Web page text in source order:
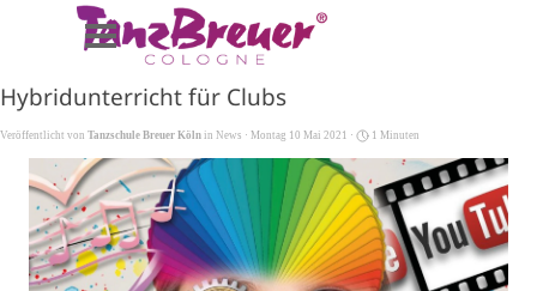
Direkt zum Seiteninhalt
Menü überspringen
Hybridunterricht für Clubs
Veröffentlicht von Tanzschule Breuer Köln in News · Montag 10 Mai 2021 · 1 Minuten